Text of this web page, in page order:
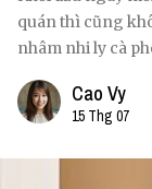
quán thì cũng
nhâm nhi ly cà
Cao Vy
15 Thg 07